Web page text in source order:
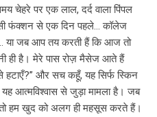
चेहरे पर एक लाल, दर्द वाला पिंपल
फंक्शन से एक दिन पहले… कॉलेज
जब आप तय करती हैं कि आज तो
ही है। मेरे पास रोज़ मैसेज आते हैं
हटाएँ?” और सच कहूँ, यह सिर्फ स्किन
आत्मविश्वास से जुड़ा मामला है। जब
तो हम खुद को अलग ही महसूस करते हैं।